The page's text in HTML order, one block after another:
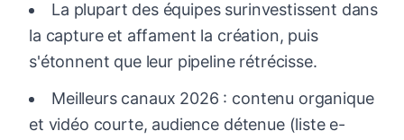
La plupart des équipes surinvestissent dans
la capture et affament la création, puis
s'étonnent que leur pipeline rétrécisse.
Meilleurs canaux 2026 : contenu organique
et vidéo courte, audience détenue (liste e-